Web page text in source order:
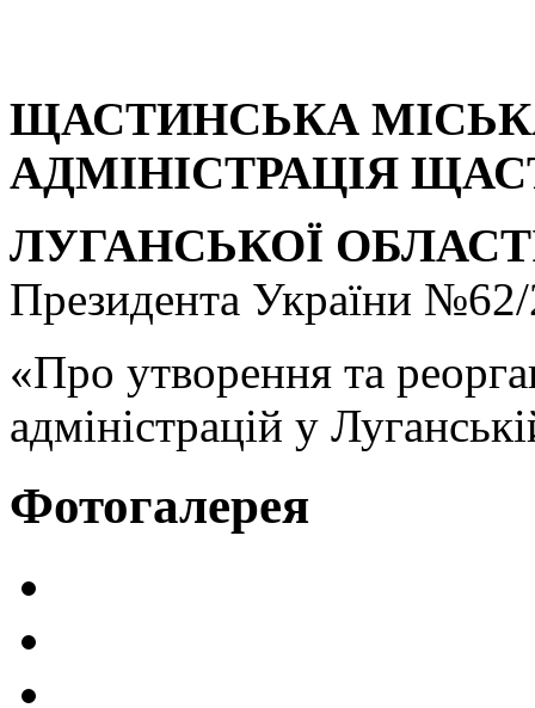
ЩАСТИНСЬКА
АДМІНІСТРАЦІЯ
ЛУГАНСЬКОЇ
Президента України
«Про утворення та
адміністрацій у
Фотогалерея